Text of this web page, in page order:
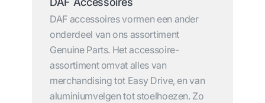
DAF accessoires vormen een ander
onderdeel van ons assortiment
Genuine Parts. Het accessoire-
assortiment omvat alles van
merchandising tot Easy Drive, en van
aluminiumvelgen tot stoelhoezen. Zo